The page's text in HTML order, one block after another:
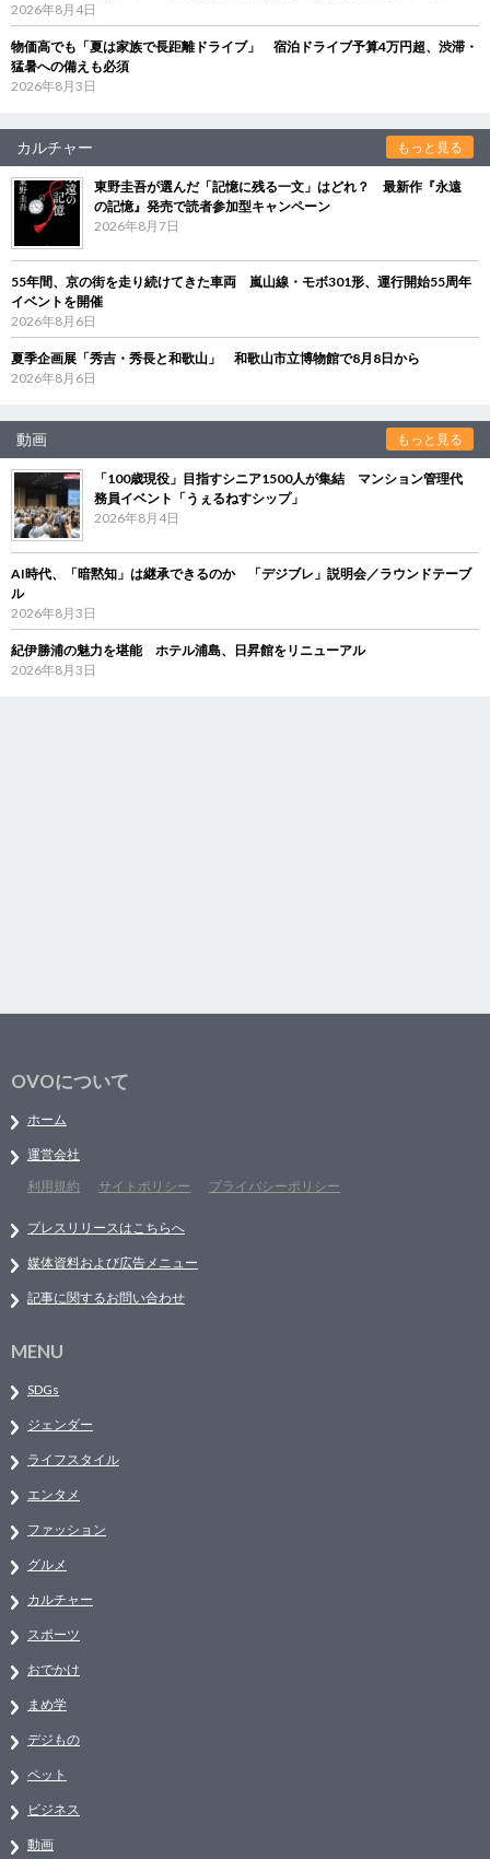
2026年8月4日
物価高でも「夏は家族で長距離ドライブ」 宿泊ドライブ予算4万円超、渋滞・
猛暑への備えも必須
2026年8月3日
カルチャー もっと見る
東野圭吾が選んだ「記憶に残る一文」はどれ？ 最新作『永遠
の記憶』発売で読者参加型キャンペーン
2026年8月7日
55年間、京の街を走り続けてきた車両 嵐山線・モボ301形、運行開始55周年
イベントを開催
2026年8月6日
夏季企画展「秀吉・秀長と和歌山」 和歌山市立博物館で8月8日から
2026年8月6日
動画 もっと見る
「100歳現役」目指すシニア1500人が集結 マンション管理代
務員イベント「うぇるねすシップ」
2026年8月4日
AI時代、「暗黙知」は継承できるのか 「デジブレ」説明会／ラウンドテーブ
ル
2026年8月3日
紀伊勝浦の魅力を堪能 ホテル浦島、日昇館をリニューアル
2026年8月3日
OVOについて
ホーム
運営会社
利用規約
サイトポリシー プライバシーポリシー
プレスリリースはこちらへ
媒体資料および広告メニュー
記事に関するお問い合わせ
MENU
SDGs
ジェンダー
ライフスタイル
エンタメ
ファッション
グルメ
カルチャー
スポーツ
おでかけ
まめ学
デジもの
ペット
ビジネス
動画